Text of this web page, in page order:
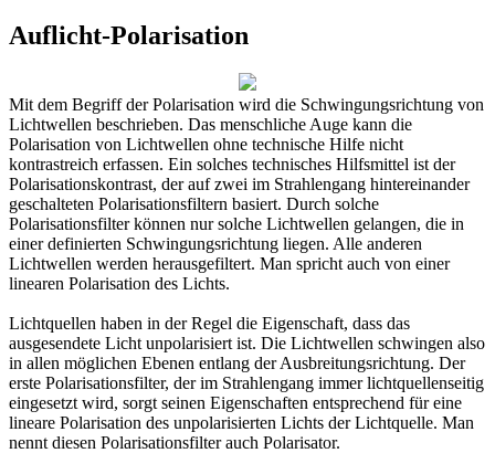
Auflicht-Polarisation
Mit dem Begriff der Polarisation wird die Schwingungsrichtung von
Lichtwellen beschrieben. Das menschliche Auge kann die
Polarisation von Lichtwellen ohne technische Hilfe nicht
kontrastreich erfassen. Ein solches technisches Hilfsmittel ist der
Polarisationskontrast, der auf zwei im Strahlengang hintereinander
geschalteten Polarisationsfiltern basiert. Durch solche
Polarisationsfilter können nur solche Lichtwellen gelangen, die in
einer definierten Schwingungsrichtung liegen. Alle anderen
Lichtwellen werden herausgefiltert. Man spricht auch von einer
linearen Polarisation des Lichts.
Lichtquellen haben in der Regel die Eigenschaft, dass das
ausgesendete Licht unpolarisiert ist. Die Lichtwellen schwingen also
in allen möglichen Ebenen entlang der Ausbreitungsrichtung. Der
erste Polarisationsfilter, der im Strahlengang immer lichtquellenseitig
eingesetzt wird, sorgt seinen Eigenschaften entsprechend für eine
lineare Polarisation des unpolarisierten Lichts der Lichtquelle. Man
nennt diesen Polarisationsfilter auch Polarisator.